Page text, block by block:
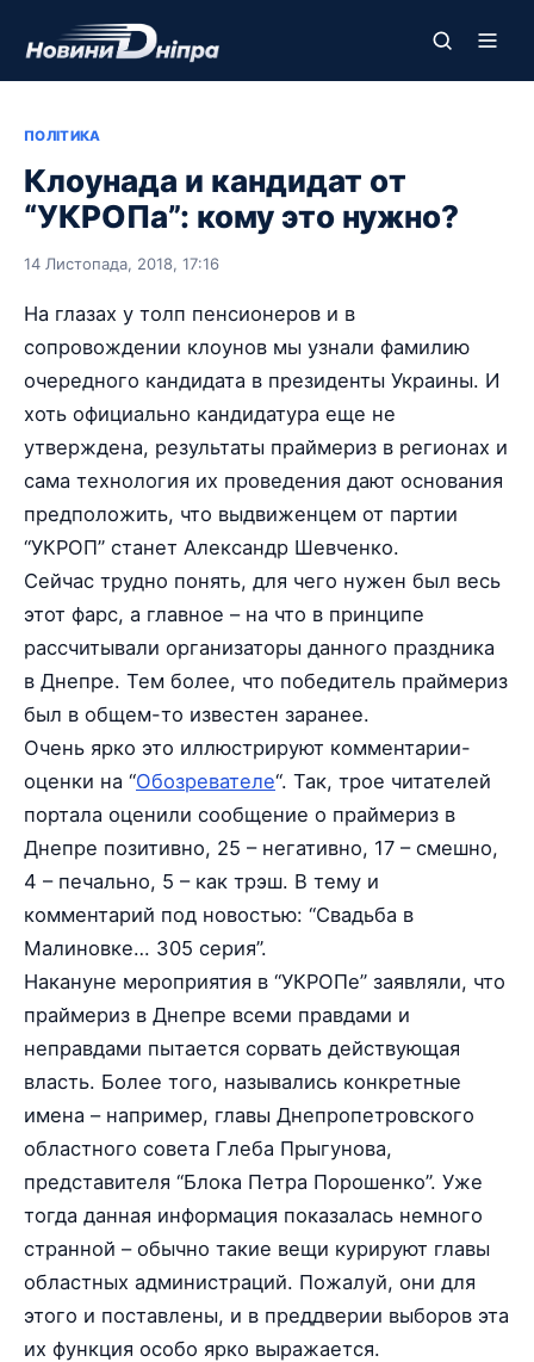
ПОЛІТИКА
Клоунада и кандидат от
“УКРОПа”: кому это нужно?
14 Листопада, 2018, 17:16
На глазах у толп пенсионеров и в
сопровождении клоунов мы узнали фамилию
очередного кандидата в президенты Украины. И
хоть официально кандидатура еще не
утверждена, результаты праймериз в регионах и
сама технология их проведения дают основания
предположить, что выдвиженцем от партии
“УКРОП” станет Александр Шевченко.
Сейчас трудно понять, для чего нужен был весь
этот фарс, а главное – на что в принципе
рассчитывали организаторы данного праздника
в Днепре. Тем более, что победитель праймериз
был в общем-то известен заранее.
Очень ярко это иллюстрируют комментарии-
оценки на “Обозревателе“. Так, трое читателей
портала оценили сообщение о праймериз в
Днепре позитивно, 25 – негативно, 17 – смешно,
4 – печально, 5 – как трэш. В тему и
комментарий под новостью: “Свадьба в
Малиновке… 305 серия”.
Накануне мероприятия в “УКРОПе” заявляли, что
праймериз в Днепре всеми правдами и
неправдами пытается сорвать действующая
власть. Более того, назывались конкретные
имена – например, главы Днепропетровского
областного совета Глеба Прыгунова,
представителя “Блока Петра Порошенко”. Уже
тогда данная информация показалась немного
странной – обычно такие вещи курируют главы
областных администраций. Пожалуй, они для
этого и поставлены, и в преддверии выборов эта
их функция особо ярко выражается.